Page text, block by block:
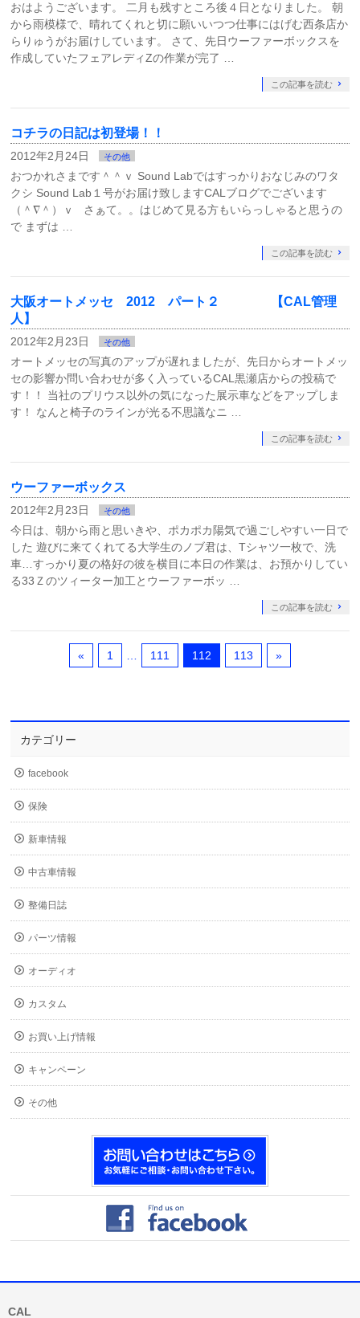
おはようございます。 二月も残すところ後４日となりました。 朝
から雨模様で、晴れてくれと切に願いいつつ仕事にはげむ西条店か
らりゅうがお届けしています。 さて、先日ウーファーボックスを
作成していたフェアレディZの作業が完了 …
この記事を読む
コチラの日記は初登場！！
2012年2月24日 その他
おつかれさまです＾＾ｖ Sound Labではすっかりおなじみのワタ
クシ Sound Lab１号がお届け致しますCALブログでございます
（＾∇＾）ｖ さぁて。。はじめて見る方もいらっしゃると思うの
で まずは …
この記事を読む
大阪オートメッセ 2012 パート２ 【CAL管理
人】
2012年2月23日 その他
オートメッセの写真のアップが遅れましたが、先日からオートメッ
セの影響か問い合わせが多く入っているCAL黒瀬店からの投稿で
す！！ 当社のプリウス以外の気になった展示車などをアップしま
す！ なんと椅子のラインが光る不思議なニ …
この記事を読む
ウーファーボックス
2012年2月23日 その他
今日は、朝から雨と思いきや、ポカポカ陽気で過ごしやすい一日で
した 遊びに来てくれてる大学生のノブ君は、Tシャツ一枚で、洗
車…すっかり夏の格好の彼を横目に本日の作業は、お預かりしてい
る33Ｚのツィーター加工とウーファーボッ …
この記事を読む
« 1 111 112 113 »
カテゴリー
facebook
保険
新車情報
中古車情報
整備日誌
パーツ情報
オーディオ
カスタム
お買い上げ情報
キャンペーン
その他
CAL